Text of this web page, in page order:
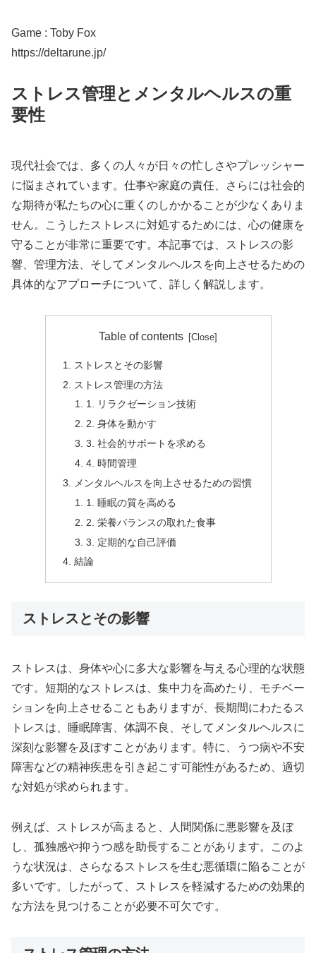
Game : Toby Fox
https://deltarune.jp/
ストレス管理とメンタルヘルスの重
要性
現代社会では、多くの人々が日々の忙しさやプレッシャー
に悩まされています。仕事や家庭の責任、さらには社会的
な期待が私たちの心に重くのしかかることが少なくありま
せん。こうしたストレスに対処するためには、心の健康を
守ることが非常に重要です。本記事では、ストレスの影
響、管理方法、そしてメンタルヘルスを向上させるための
具体的なアプローチについて、詳しく解説します。
Table of contents
ストレスとその影響
ストレス管理の方法
1. リラクゼーション技術
2. 身体を動かす
3. 社会的サポートを求める
4. 時間管理
メンタルヘルスを向上させるための習慣
1. 睡眠の質を高める
2. 栄養バランスの取れた食事
3. 定期的な自己評価
結論
ストレスとその影響
ストレスは、身体や心に多大な影響を与える心理的な状態
です。短期的なストレスは、集中力を高めたり、モチベー
ションを向上させることもありますが、長期間にわたるス
トレスは、睡眠障害、体調不良、そしてメンタルヘルスに
深刻な影響を及ぼすことがあります。特に、うつ病や不安
障害などの精神疾患を引き起こす可能性があるため、適切
な対処が求められます。
例えば、ストレスが高まると、人間関係に悪影響を及ぼ
し、孤独感や抑うつ感を助長することがあります。このよ
うな状況は、さらなるストレスを生む悪循環に陥ることが
多いです。したがって、ストレスを軽減するための効果的
な方法を見つけることが必要不可欠です。